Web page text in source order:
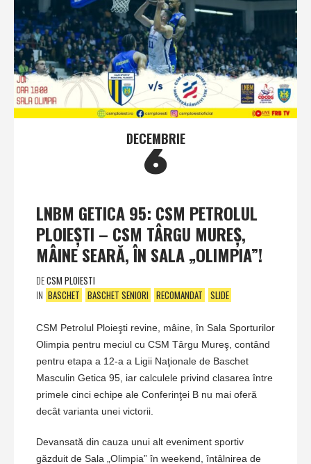
DECEMBRIE
6
LNBM GETICA 95: CSM PETROLUL
PLOIEŞTI – CSM TÂRGU MUREŞ,
MÂINE SEARĂ, ÎN SALA „OLIMPIA”!
DECSM PLOIESTI
IN BASCHET BASCHET SENIORI RECOMANDAT SLIDE
CSM Petrolul Ploieşti revine, mâine, în Sala Sporturilor
Olimpia pentru meciul cu CSM Târgu Mureş, contând
pentru etapa a 12-a a Ligii Naţionale de Baschet
Masculin Getica 95, iar calculele privind clasarea între
primele cinci echipe ale Conferinţei B nu mai oferă
decât varianta unei victorii.
Devansată din cauza unui alt eveniment sportiv
găzduit de Sala „Olimpia” în weekend, întâlnirea de